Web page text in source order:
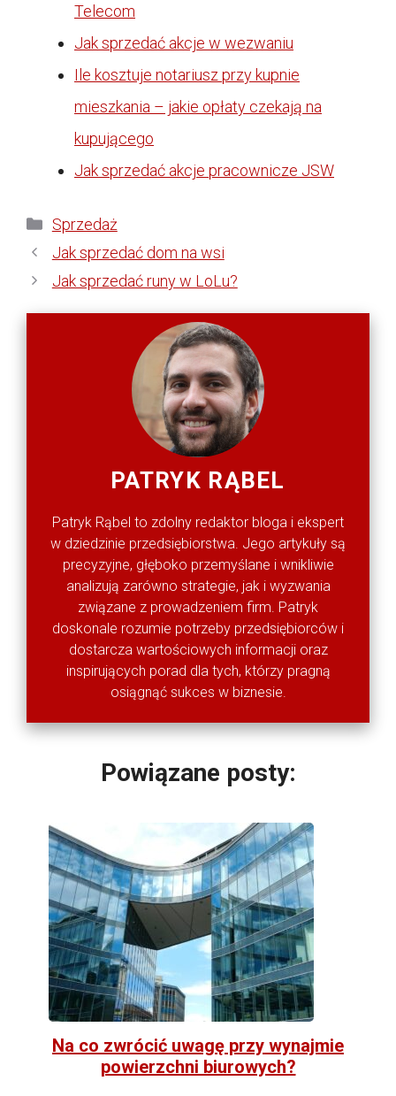
Telecom
Jak sprzedać akcje w wezwaniu
Ile kosztuje notariusz przy kupnie
mieszkania – jakie opłaty czekają na
kupującego
Jak sprzedać akcje pracownicze JSW
Kategorie
Sprzedaż
Jak sprzedać dom na wsi
Jak sprzedać runy w LoLu?
PATRYK RĄBEL
Patryk Rąbel to zdolny redaktor bloga i ekspert
w dziedzinie przedsiębiorstwa. Jego artykuły są
precyzyjne, głęboko przemyślane i wnikliwie
analizują zarówno strategie, jak i wyzwania
związane z prowadzeniem firm. Patryk
doskonale rozumie potrzeby przedsiębiorców i
dostarcza wartościowych informacji oraz
inspirujących porad dla tych, którzy pragną
osiągnąć sukces w biznesie.
Powiązane posty:
Na co zwrócić uwagę przy wynajmie
powierzchni biurowych?